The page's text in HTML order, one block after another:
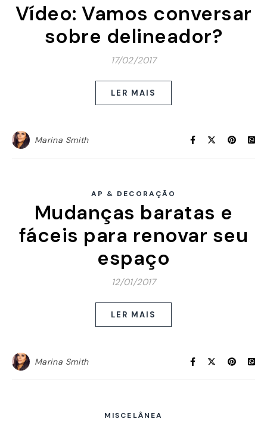
Vídeo: Vamos conversar
sobre delineador?
17/02/2017
LER MAIS
Marina Smith
AP & DECORAÇÃO
Mudanças baratas e
fáceis para renovar seu
espaço
12/01/2017
LER MAIS
Marina Smith
MISCELÂNEA